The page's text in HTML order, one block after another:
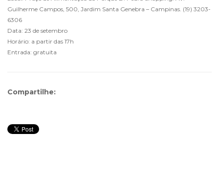
Guilherme Campos, 500, Jardim Santa Genebra – Campinas. (19) 3203-
6306
Data: 23 de setembro
Horário: a partir das 17h
Entrada: gratuita
Compartilhe: